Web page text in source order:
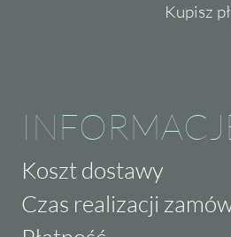
Kupisz
Koszt dostawy
Czas realizacji